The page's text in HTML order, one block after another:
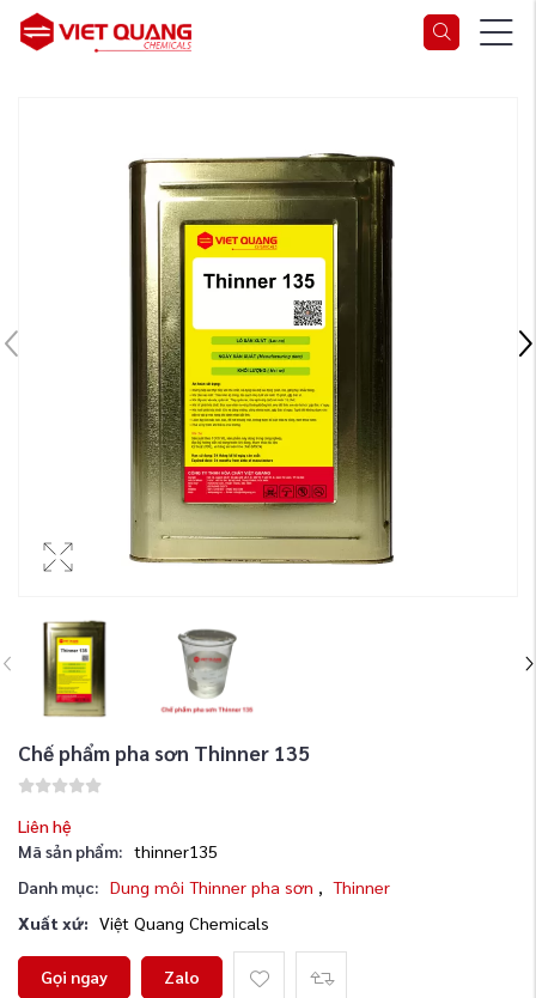
Chế phẩm pha sơn Thinner 135
Liên hệ
Mã sản phẩm: thinner135
Danh mục: Dung môi Thinner pha sơn , Thinner
Xuất xứ: Việt Quang Chemicals
Gọi ngay Zalo